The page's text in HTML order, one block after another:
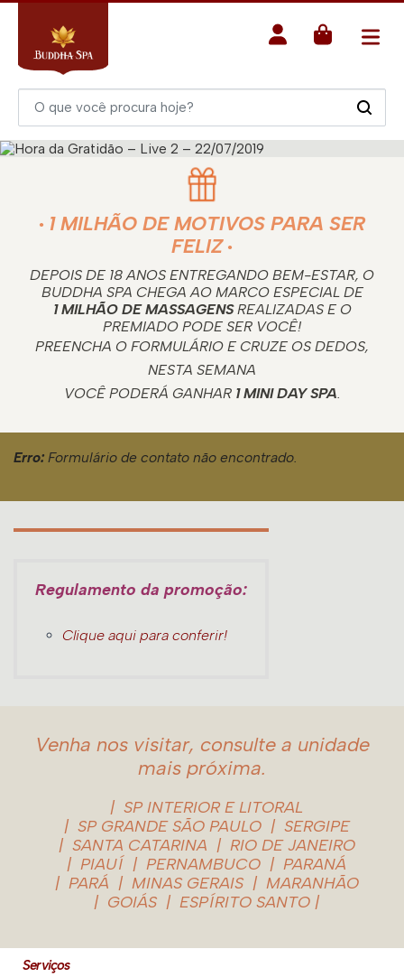
1 MILHÃO DE MOTIVOS PARA SER
FELIZ
DEPOIS DE 18 ANOS ENTREGANDO BEM-ESTAR, O
BUDDHA SPA CHEGA AO MARCO ESPECIAL DE
1 MILHÃO DE MASSAGENSREALIZADAS E O
PREMIADO PODE SER VOCÊ!
PREENCHA O FORMULÁRIO E CRUZE OS DEDOS,
NESTA SEMANA
VOCÊ PODERÁ GANHAR 1 MINI DAY SPA.
Erro: Formulário de contato não encontrado.
Regulamento da promoção:
Clique aqui para conferir!
Venha nos visitar, consulte a unidade
mais próxima.
SP INTERIOR E LITORAL
SP GRANDE SÃO PAULO
SERGIPE
SANTA CATARINA
RIO DE JANEIRO
PIAUÍ
PERNAMBUCO
PARANÁ
PARÁ
MINAS GERAIS
MARANHÃO
GOIÁS
ESPÍRITO SANTO
Serviços